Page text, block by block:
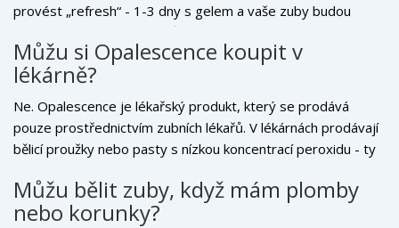
provést „refresh“ - 1-3 dny s gelem a vaše zuby budou
znovu bílé. Mnoho pacientů dělá refresh jednou za rok - a to
jen 2-3 dny.
Můžu si Opalescence koupit v
lékárně?
Ne. Opalescence je lékařský produkt, který se prodává
pouze prostřednictvím zubních lékařů. V lékárnách prodávají
bělicí proužky nebo pasty s nízkou koncentrací peroxidu - ty
lékárně nebo online, je to falešný produkt.
Můžu bělit zuby, když mám plomby
nebo korunky?